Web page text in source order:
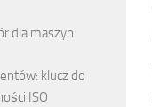
dla maszyn
klucz do
ISO